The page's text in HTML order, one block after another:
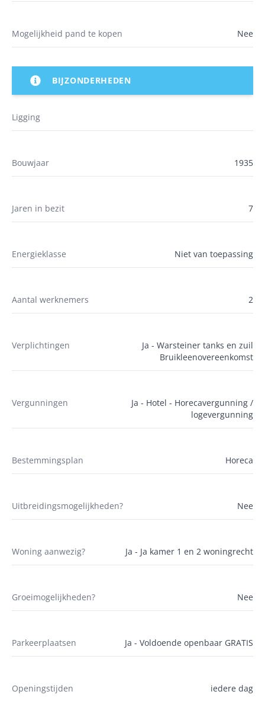
Mogelijkheid pand te kopen Nee
BIJZONDERHEDEN
Ligging
Bouwjaar 1935
Jaren in bezit 7
Energieklasse Niet van toepassing
Aantal werknemers 2
Verplichtingen
Ja - Warsteiner tanks en zuil
Bruikleenovereenkomst
Vergunningen
Ja - Hotel - Horecavergunning /
logevergunning
Bestemmingsplan Horeca
Uitbreidingsmogelijkheden? Nee
Woning aanwezig? Ja - Ja kamer 1 en 2 woningrecht
Groeimogelijkheden? Nee
Parkeerplaatsen Ja - Voldoende openbaar GRATIS
Openingstijden iedere dag